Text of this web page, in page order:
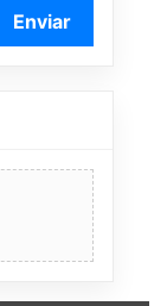
Enviar